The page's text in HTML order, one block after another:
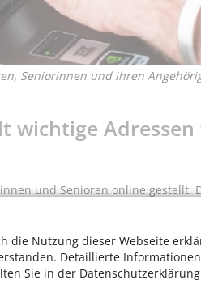
die Nutzung dieser Webseite
Detaillierte
Sie in der
Seniorinnen und ihren
wichtige
und Senioren online gestellt.
Wohnen, Bildung, Beschäftigung
Anbieter für Menschen mit
Kölner Hospiz- und
Migrationsberatungsstellen und
laufend kontrolliert und